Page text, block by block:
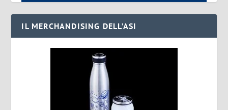
IL MERCHANDISING DELL’ASI